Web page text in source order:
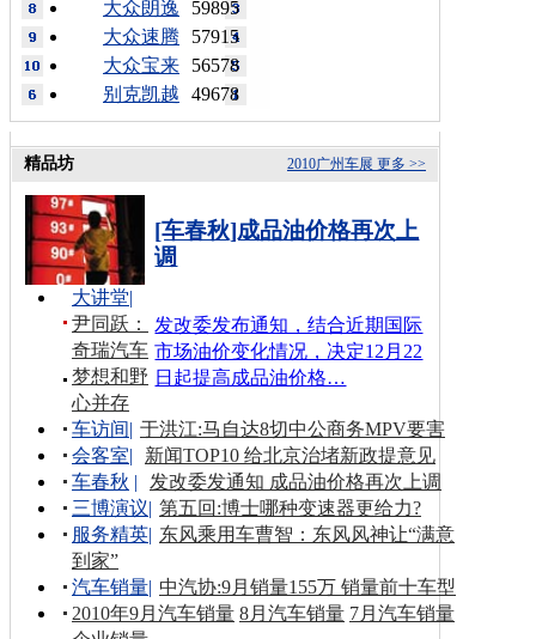
59895
大众朗逸
57915
大众速腾
56578
大众宝来
49678
别克凯越
更多 >>
2010广州车展
精品坊
[车春秋]成品油价格再次上
调
发改委发布通知，结合近期国际
市场油价变化情况，决定12月22
日起提高成品油价格…
大讲堂|
尹同跃：
奇瑞汽车
梦想和野
心并存
车访间| 于洪江:马自达8切中公商务MPV要害
会客室|
新闻TOP10 给北京治堵新政提意见
车春秋 |
发改委发通知 成品油价格再次上调
三博演议| 第五回:博士哪种变速器更给力?
服务精英| 东风乘用车曹智：东风风神让“满意
到家”
汽车销量| 中汽协:9月销量155万 销量前十车型
2010年9月汽车销量 8月汽车销量 7月汽车销量